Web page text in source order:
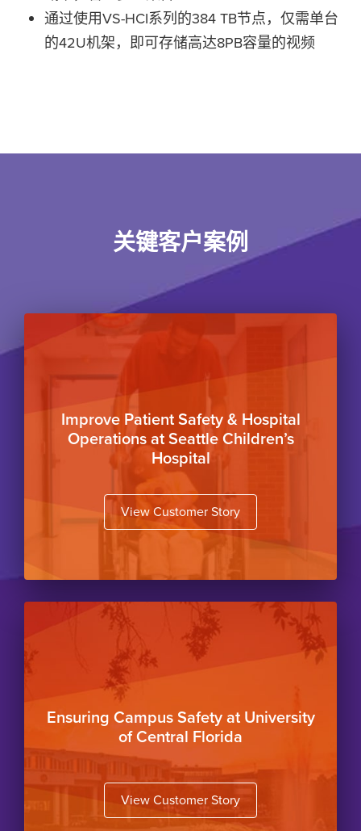
通过使用VS-HCI系列的384 TB节点，仅需单台
的42U机架，即可存储高达8PB容量的视频
关键客户案例
Improve Patient Safety & Hospital
Operations at Seattle Children’s
Hospital
View Customer Story
Ensuring Campus Safety at University
of Central Florida
View Customer Story